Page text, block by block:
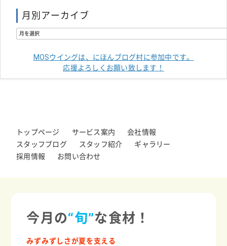
月別アーカイブ
MOSウイングは、にほんブログ村に参加中です。
応援よろしくお願い致します！
トップページ サービス案内
会社情報
スタッフブログ
スタッフ紹介
ギャラリー
採用情報
お問い合わせ
今月の“旬”な食材！
みずみずしさが夏を支える